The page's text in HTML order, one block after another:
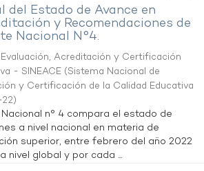
del Estado de Avance en
y Recomendaciones de
Nacional N°4.
Acreditación y Certificación
- SINEACE (Sistema Nacional de
y Certificación de la Calidad Educativa
)
n° 4 compara el estado de
a nivel nacional en materia de
superior, entre febrero del año 2022
nivel global y por cada ...